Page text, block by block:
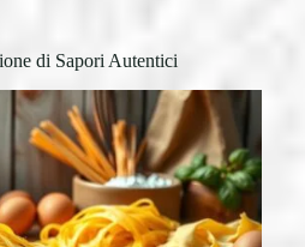
di Sapori Autentici